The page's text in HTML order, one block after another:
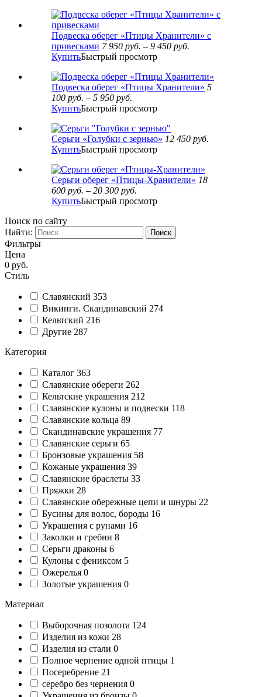
Подвеска оберег «Птицы Хранители» с
привесками 7 950 руб. – 9 450 руб.
КупитьБыстрый просмотр
Подвеска оберег «Птицы Хранители» 5
100 руб. – 5 950 руб.
КупитьБыстрый просмотр
Серьги «Голубки с зернью» 12 450 руб.
КупитьБыстрый просмотр
Серьги оберег «Птицы-Хранители» 18
600 руб. – 20 300 руб.
КупитьБыстрый просмотр
Поиск по сайту
Найти:
Фильтры
Цена
0 руб.
Стиль
Славянский 353
Викинги. Скандинавский 274
Кельтский 216
Другие 287
Категория
Каталог 363
Славянские обереги 262
Кельтские украшения 212
Славянские кулоны и подвески 118
Славянские кольца 89
Cкандинавские украшения 77
Славянские серьги 65
Бронзовые украшения 58
Кожаные украшения 39
Славянские браслеты 33
Пряжки 28
Славянские обережные цепи и шнуры 22
Бусины для волос, бороды 16
Украшения с рунами 16
Заколки и гребни 8
Серьги драконы 6
Кулоны с фениксом 5
Ожерелья 0
Золотые украшения 0
Материал
Выборочная позолота 124
Изделия из кожи 28
Изделия из стали 0
Полное чернение одной птицы 1
Посеребрение 21
серебро без чернения 0